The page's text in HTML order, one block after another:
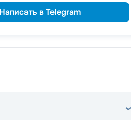
Написать в Telegram